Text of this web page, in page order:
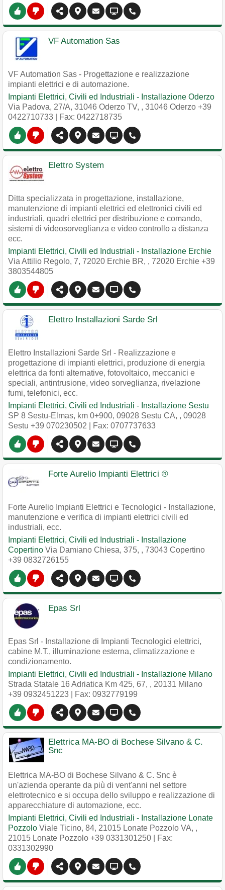
VF Automation Sas
VF Automation Sas - Progettazione e realizzazione
impianti elettrici e di automazione.
Impianti Elettrici, Civili ed Industriali - Installazione Oderzo
Via Padova, 27/A, 31046 Oderzo TV, , 31046 Oderzo +39
0422710733 | Fax: 0422718735
Elettro System
Ditta specializzata in progettazione, installazione,
manutenzione di impianti elettrici ed elettronici civili ed
industriali, quadri elettrici per distribuzione e comando,
sistemi di videosorveglianza e video controllo a distanza
ecc.
Impianti Elettrici, Civili ed Industriali - Installazione Erchie
Via Attilio Regolo, 7, 72020 Erchie BR, , 72020 Erchie +39
3803544805
Elettro Installazioni Sarde Srl
Elettro Installazioni Sarde Srl - Realizzazione e
progettazione di impianti elettrici, produzione di energia
elettrica da fonti alternative, fotovoltaico, meccanici e
speciali, antintrusione, video sorveglianza, rivelazione
fumi, telefonici, ecc.
Impianti Elettrici, Civili ed Industriali - Installazione Sestu
SP 8 Sestu-Elmas, km 0+900, 09028 Sestu CA, , 09028
Sestu +39 070230502 | Fax: 0707737633
Forte Aurelio Impianti Elettrici ®
Forte Aurelio Impianti Elettrici e Tecnologici - Installazione,
manutenzione e verifica di impianti elettrici civili ed
industriali, ecc.
Impianti Elettrici, Civili ed Industriali - Installazione
Copertino Via Damiano Chiesa, 375, , 73043 Copertino
+39 0832726155
Epas Srl
Epas Srl - Installazione di Impianti Tecnologici elettrici,
cabine M.T., illuminazione esterna, climatizzazione e
condizionamento.
Impianti Elettrici, Civili ed Industriali - Installazione Milano
Strada Statale 16 Adriatica Km 425, 67, , 20131 Milano
+39 0932451223 | Fax: 0932779199
Elettrica MA-BO di Bochese Silvano & C.
Snc
Elettrica MA-BO di Bochese Silvano & C. Snc è
un'azienda operante da più di vent'anni nel settore
elettrotecnico e si occupa dello sviluppo e realizzazione di
apparecchiature di automazione, ecc.
Impianti Elettrici, Civili ed Industriali - Installazione Lonate
Pozzolo Viale Ticino, 84, 21015 Lonate Pozzolo VA, ,
21015 Lonate Pozzolo +39 0331301250 | Fax:
0331302990